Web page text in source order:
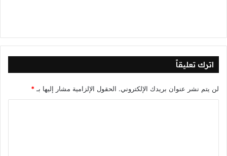
اترك تعليقاً
لن يتم نشر عنوان بريدك الإلكتروني. الحقول الإلزامية مشار إليها بـ *